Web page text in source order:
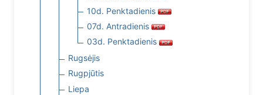
10d. Penktadienis
07d. Antradienis
03d. Penktadienis
Rugsėjis
Rugpjūtis
Liepa